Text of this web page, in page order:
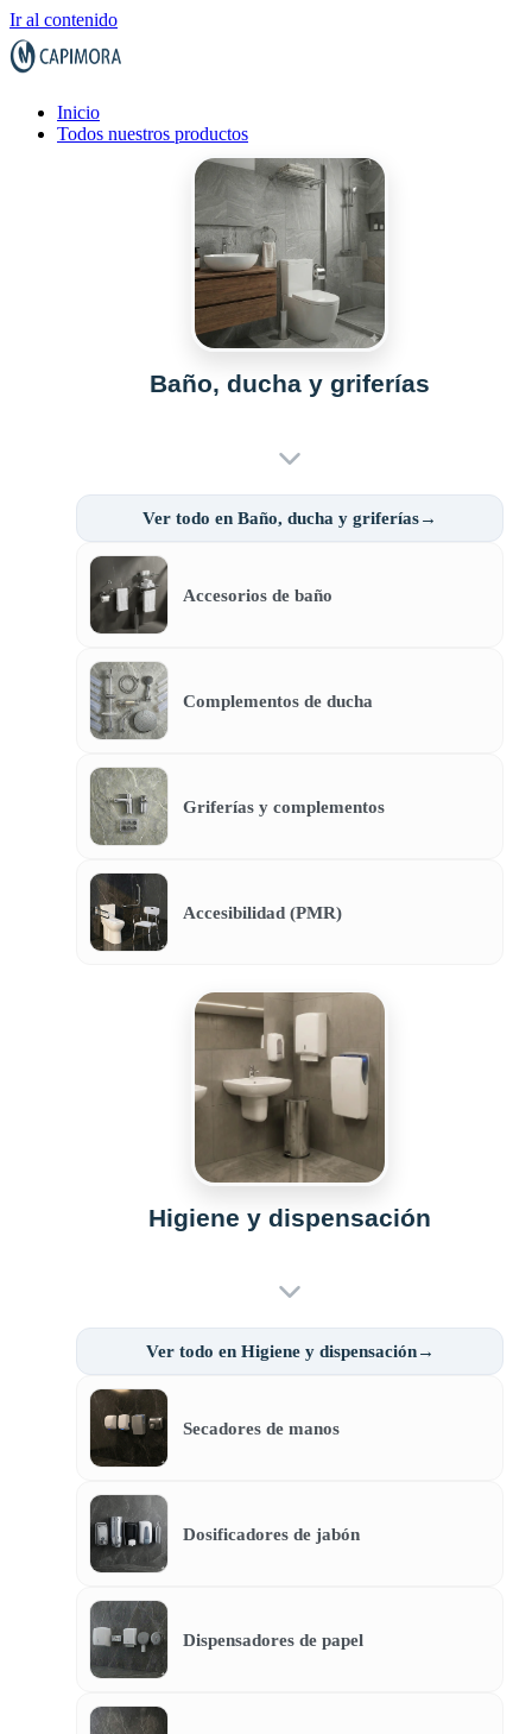
Ir al contenido
Inicio
Todos nuestros productos
Baño, ducha y griferías
Ver todo en Baño, ducha y griferías→
Accesorios de baño
Complementos de ducha
Griferías y complementos
Accesibilidad (PMR)
Higiene y dispensación
Ver todo en Higiene y dispensación→
Secadores de manos
Dosificadores de jabón
Dispensadores de papel